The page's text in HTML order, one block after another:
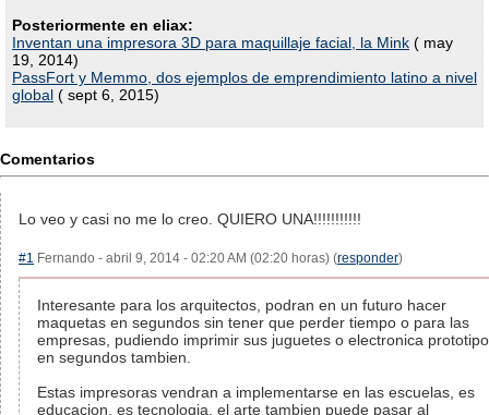
Posteriormente en eliax:
Inventan una impresora 3D para maquillaje facial, la Mink ( may
19, 2014)
PassFort y Memmo, dos ejemplos de emprendimiento latino a nivel
global ( sept 6, 2015)
Comentarios
Lo veo y casi no me lo creo. QUIERO UNA!!!!!!!!!!!
#1 Fernando - abril 9, 2014 - 02:20 AM (02:20 horas) (responder)
Interesante para los arquitectos, podran en un futuro hacer
maquetas en segundos sin tener que perder tiempo o para las
empresas, pudiendo imprimir sus juguetes o electronica prototipo
en segundos tambien.
Estas impresoras vendran a implementarse en las escuelas, es
educacion, es tecnologia, el arte tambien puede pasar al